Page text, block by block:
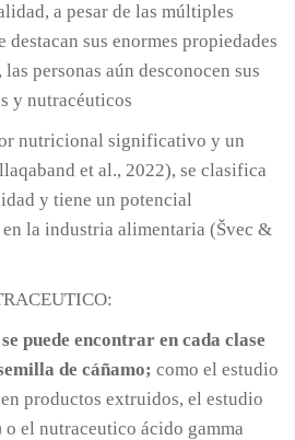
a pesar de las múltiples
sus enormes propiedades
personas aún desconocen sus
y nutracéuticos
nutricional significativo y un
et al., 2022), se clasifica
y tiene un potencial
la industria alimentaria (Švec &
puede encontrar en cada clase
de cáñamo; como el estudio
productos extruidos, el estudio
el nutraceutico ácido gamma